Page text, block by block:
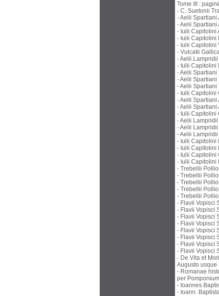
Tome III :
- C. Suetonii
- Aelii Spartiani
- Aelii Spartiani
- Iulii Capitolini
- Iulii Capitolini
- Iulii Capitolini
- Vulcatii
- Aelii
- Iulii Capitolini
- Aelii
- Aelii Spartiani
- Aelii Spartiani
- Iulii Capitolini
- Aelii
- Aelii Spartiani
- Iulii Capitolini
- Aelii
- Aelii
- Aelii
- Iulii Capitolini
- Iulii Capitolini
- Iulii Capitolini
- Iulii Capitolini
- Trebellii
- Trebellii
- Trebellii
- Trebellii
- Trebellii
- Flavii Vopisci
- Flavii Vopisci
- Flavii Vopisci
- Flavii Vopisci
- Flavii Vopisci
- Flavii Vopisci
- Flavii Vopisci
- Flavii Vopisci
- De Vita et
Augusto usque
- Romanae
per
- Ioannes
- Ioann.